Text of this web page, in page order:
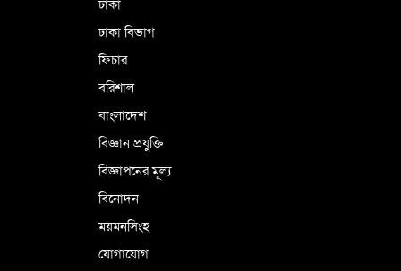
ঢাকা
ঢাকা বিভাগ
ফিচার
বরিশাল
বাংলাদেশ
বিজ্ঞান প্রযুক্তি
বিজ্ঞাপনের মূল্য
বিনোদন
ময়মনসিংহ
যোগাযোগ